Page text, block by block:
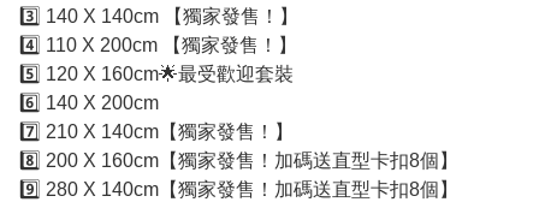
3️⃣ 140 X 140cm 【獨家發售！】
4️⃣ 110 X 200cm 【獨家發售！】
5️⃣ 120 X 160cm🌟最受歡迎套裝
6️⃣ 140 X 200cm
7️⃣ 210 X 140cm【獨家發售！】
8️⃣ 200 X 160cm【獨家發售！加碼送直型卡扣8個】
9️⃣ 280 X 140cm【獨家發售！加碼送直型卡扣8個】